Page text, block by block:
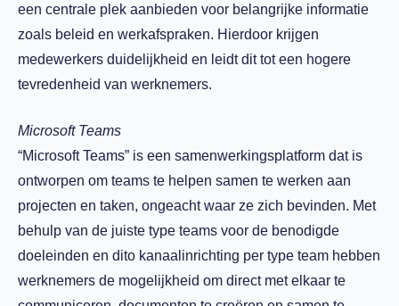
een centrale plek aanbieden voor belangrijke informatie
zoals beleid en werkafspraken. Hierdoor krijgen
medewerkers duidelijkheid en leidt dit tot een hogere
tevredenheid van werknemers.
Microsoft Teams
“Microsoft Teams” is een samenwerkingsplatform dat is
ontworpen om teams te helpen samen te werken aan
projecten en taken, ongeacht waar ze zich bevinden. Met
behulp van de juiste type teams voor de benodigde
doeleinden en dito kanaalinrichting per type team hebben
werknemers de mogelijkheid om direct met elkaar te